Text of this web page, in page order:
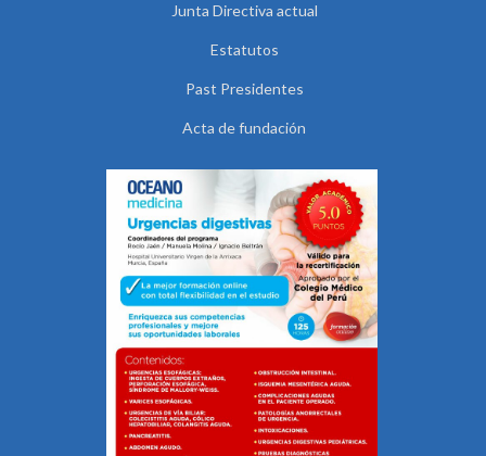
Junta Directiva actual
Estatutos
Past Presidentes
Acta de fundación